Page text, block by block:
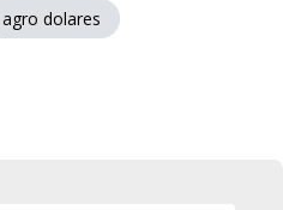
agro dolares